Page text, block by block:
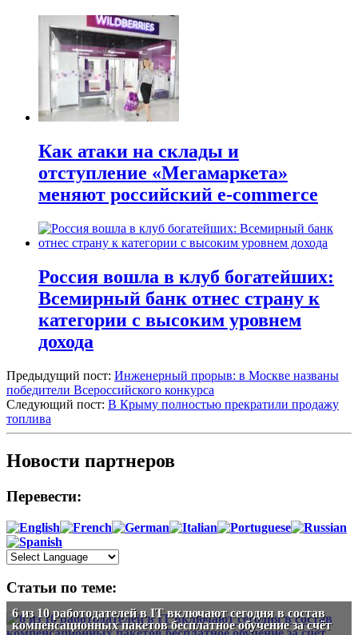
Как атаки на склады и
отступление «Мегамаркета»
меняют российский e-commerce
Россия вошла в клуб богатейших:
Всемирный банк отнес страну к
категории с высоким уровнем
дохода
Предыдущий пост: Инженерный прорыв: в Москве названы
победители Всероссийского конкурса
Следующий пост: В Крыму полностью прекратили продажу
топлива
Новости партнеров
Перевести:
Статьи по теме:
6 из 10 работодателей в IT включают сегодня в состав
компенсационных пакетов бесплатное обучение за счёт